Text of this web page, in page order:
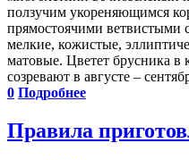
ползучим укореняющимся
прямостоячими ветвистыми
мелкие, кожистые,
матовые. Цветет брусника
созревают в августе –
0 Подробнее
Правила